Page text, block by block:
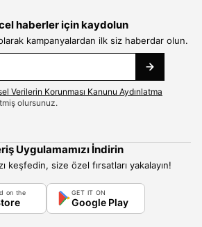
haberler için kaydolun
kampanyalardan ilk siz haberdar olun.
Verilerin Korunması Kanunu Aydınlatma
olursunuz.
Uygulamamızı İndirin
keşfedin, size özel fırsatları yakalayın!
on the GET IT ON
Google Play